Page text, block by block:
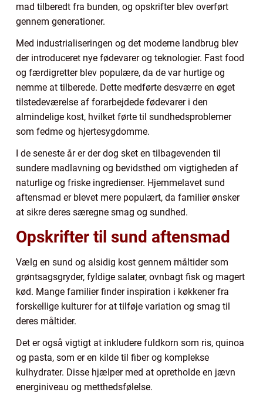
mad tilberedt fra bunden, og opskrifter blev overført
gennem generationer.
Med industrialiseringen og det moderne landbrug blev
der introduceret nye fødevarer og teknologier. Fast food
og færdigretter blev populære, da de var hurtige og
nemme at tilberede. Dette medførte desværre en øget
tilstedeværelse af forarbejdede fødevarer i den
almindelige kost, hvilket førte til sundhedsproblemer
som fedme og hjertesygdomme.
I de seneste år er der dog sket en tilbagevenden til
sundere madlavning og bevidsthed om vigtigheden af
naturlige og friske ingredienser. Hjemmelavet sund
aftensmad er blevet mere populært, da familier ønsker
at sikre deres særegne smag og sundhed.
Opskrifter til sund aftensmad
Vælg en sund og alsidig kost gennem måltider som
grøntsagsgryder, fyldige salater, ovnbagt fisk og magert
kød. Mange familier finder inspiration i køkkener fra
forskellige kulturer for at tilføje variation og smag til
deres måltider.
Det er også vigtigt at inkludere fuldkorn som ris, quinoa
og pasta, som er en kilde til fiber og komplekse
kulhydrater. Disse hjælper med at opretholde en jævn
energiniveau og metthedsfølelse.